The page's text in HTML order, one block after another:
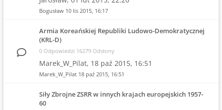
Bogusław 10 lis 2015, 16:17
Armia Koreańskiej Republiki Ludowo-Demokratycznej
(KRL-D)
0 Odpowiedzi 16279 Odsłony
Marek_W_Pilat, 18 paź 2015, 16:51
Marek_W_Pilat 18 paź 2015, 16:51
Siły Zbrojne ZSRR w innych krajach europejskich 1957-
60